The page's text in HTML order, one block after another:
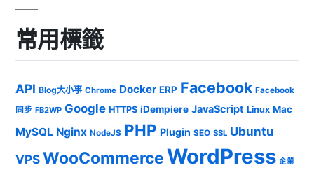
常用標籤
API Blog大小事 Chrome Docker ERP Facebook Facebook
同步 FB2WP Google HTTPS iDempiere JavaScript Linux Mac
MySQL Nginx NodeJS PHP Plugin SEO SSL Ubuntu
VPSWooCommerceWordPress 企業